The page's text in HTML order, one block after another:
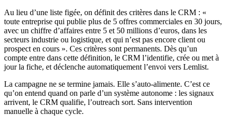
Au lieu d’une liste figée, on définit des critères dans le CRM : «
toute entreprise qui publie plus de 5 offres commerciales en 30 jours,
avec un chiffre d’affaires entre 5 et 50 millions d’euros, dans les
secteurs industrie ou logistique, et qui n’est pas encore client ou
prospect en cours ». Ces critères sont permanents. Dès qu’un
compte entre dans cette définition, le CRM l’identifie, crée ou met à
jour la fiche, et déclenche automatiquement l’envoi vers Lemlist.
La campagne ne se termine jamais. Elle s’auto-alimente. C’est ce
qu’on entend quand on parle d’un système autonome : les signaux
arrivent, le CRM qualifie, l’outreach sort. Sans intervention
manuelle à chaque cycle.